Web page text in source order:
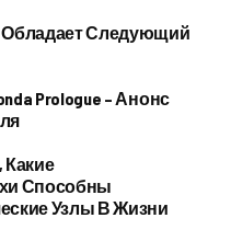
Следующий
Prologue – Анонс
Способны
Узлы В Жизни